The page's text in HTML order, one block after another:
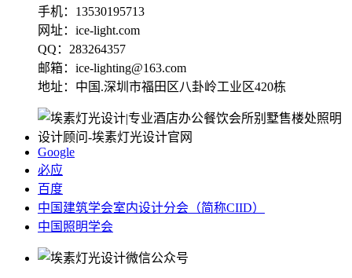
手机：13530195713
网址：ice-light.com
QQ：283264357
邮箱：ice-lighting@163.com
地址：中国.深圳市福田区八卦岭工业区420栋
Google
必应
百度
中国建筑学会室内设计分会（简称CIID）
中国照明学会